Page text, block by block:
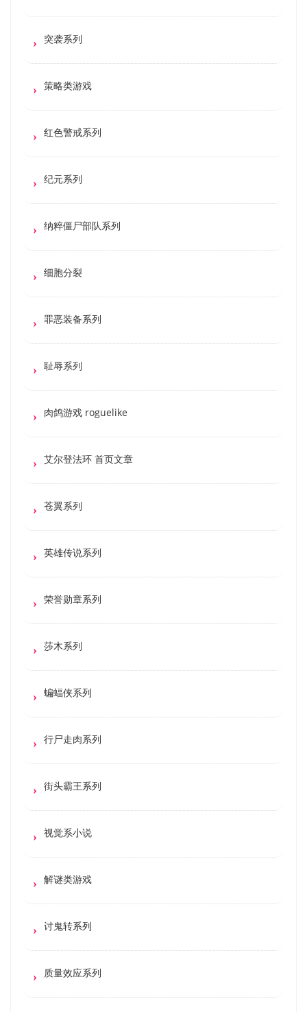
突袭系列
策略类游戏
红色警戒系列
纪元系列
纳粹僵尸部队系列
细胞分裂
罪恶装备系列
耻辱系列
肉鸽游戏 roguelike
艾尔登法环 首页文章
苍翼系列
英雄传说系列
荣誉勋章系列
莎木系列
蝙蝠侠系列
行尸走肉系列
街头霸王系列
视觉系小说
解谜类游戏
讨鬼转系列
质量效应系列